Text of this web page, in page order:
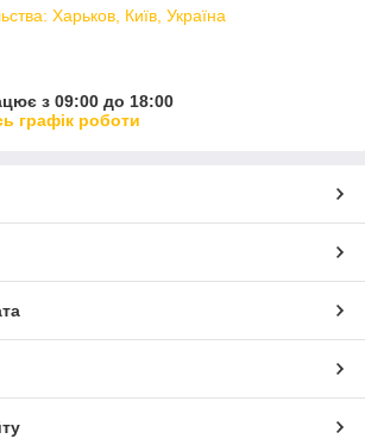
Харьков, Київ, Україна
з 09:00 до 18:00
графік роботи